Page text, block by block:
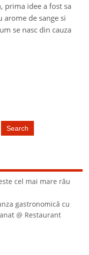
prima idee a fost sa
arome de sange si
se nasc din cauza
cel mai mare rău
gastronomică cu
@ Restaurant